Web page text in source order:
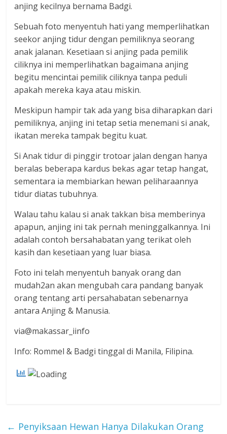
anjing kecilnya bernama Badgi.
Sebuah foto menyentuh hati yang memperlihatkan
seekor anjing tidur dengan pemiliknya seorang
anak jalanan. Kesetiaan si anjing pada pemilik
ciliknya ini memperlihatkan bagaimana anjing
begitu mencintai pemilik ciliknya tanpa peduli
apakah mereka kaya atau miskin.
Meskipun hampir tak ada yang bisa diharapkan dari
pemiliknya, anjing ini tetap setia menemani si anak,
ikatan mereka tampak begitu kuat.
Si Anak tidur di pinggir trotoar jalan dengan hanya
beralas beberapa kardus bekas agar tetap hangat,
sementara ia membiarkan hewan peliharaannya
tidur diatas tubuhnya.
Walau tahu kalau si anak takkan bisa memberinya
apapun, anjing ini tak pernah meninggalkannya. Ini
adalah contoh bersahabatan yang terikat oleh
kasih dan kesetiaan yang luar biasa.
Foto ini telah menyentuh banyak orang dan
mudah2an akan mengubah cara pandang banyak
orang tentang arti persahabatan sebenarnya
antara Anjing & Manusia.
via@makassar_iinfo
Info: Rommel & Badgi tinggal di Manila, Filipina.
← Penyiksaan Hewan Hanya Dilakukan Orang